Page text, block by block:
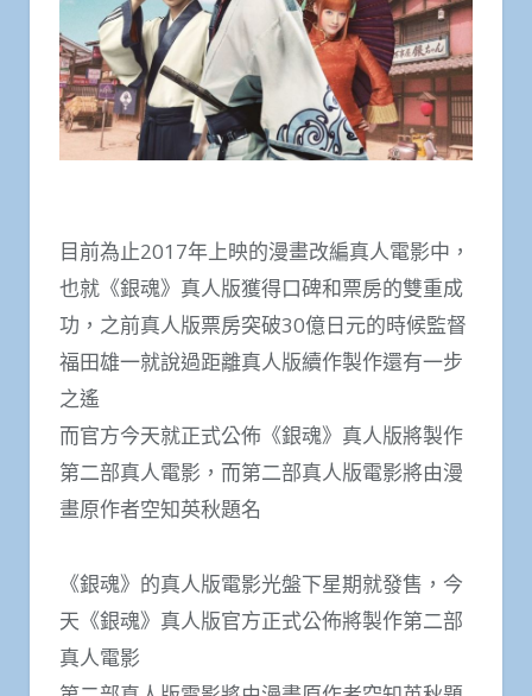
目前為止2017年上映的漫畫改編真人電影中，
也就《銀魂》真人版獲得口碑和票房的雙重成
功，之前真人版票房突破30億日元的時候監督
福田雄一就說過距離真人版續作製作還有一步
之遙
而官方今天就正式公佈《銀魂》真人版將製作
第二部真人電影，而第二部真人版電影將由漫
畫原作者空知英秋題名
《銀魂》的真人版電影光盤下星期就發售，今
天《銀魂》真人版官方正式公佈將製作第二部
真人電影